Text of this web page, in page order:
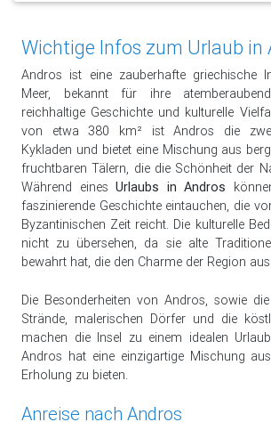
Wichtige Infos zum Urlaub in
Andros ist eine zauberhafte griechische
Meer, bekannt für ihre
reichhaltige Geschichte und kulturelle
von etwa 380 km² ist Andros die
Kykladen und bietet eine Mischung aus
fruchtbaren Tälern, die die Schönheit der
Während eines Urlaubs in Andros
faszinierende Geschichte eintauchen, die
Byzantinischen Zeit reicht. Die kulturelle
nicht zu übersehen, da sie alte
bewahrt hat, die den Charme der Region
Die Besonderheiten von Andros, sowie
Strände, malerischen Dörfer und die
machen die Insel zu einem idealen
Andros hat eine einzigartige Mischung
Erholung zu bieten.
Anreise nach Andros